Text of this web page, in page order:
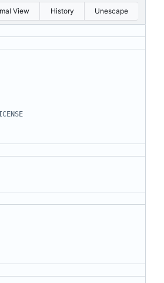
View History Unescape